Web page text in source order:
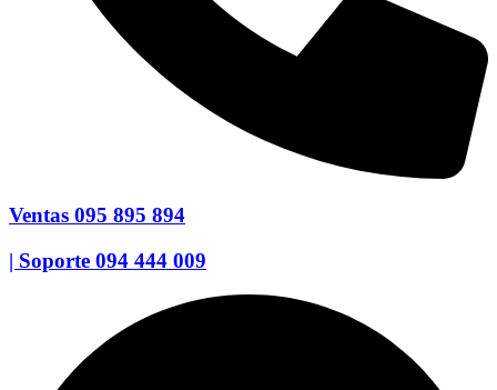
Ventas 095 895 894
| Soporte 094 444 009